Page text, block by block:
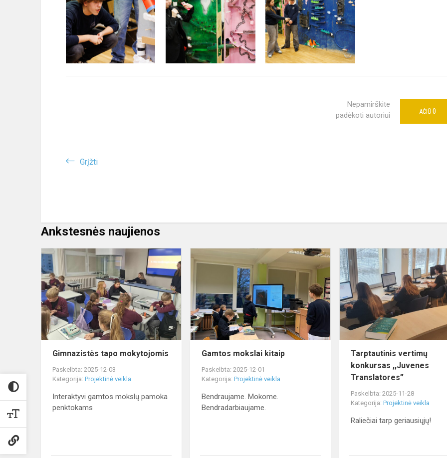
Nepamirškite
padėkoti autoriui
AČIŪ 0
Grįžti
Ankstesnės naujienos
Gimnazistės
tapo
mokytojomis
Gimnazistės tapo mokytojomis
Paskelbta: 2025-12-03
Kategorija: Projektinė veikla
Interaktyvi gamtos mokslų pamoka
penktokams
Gamtos
mokslai
kitaip
Gamtos mokslai kitaip
Paskelbta: 2025-12-01
Kategorija:Projektinė veikla
Bendraujame. Mokome.
Bendradarbiaujame.
Tarptautinis vertimų
konkursas ,,Juvenes
Translatores”
Paskelbta: 2025-11-28
Kategorija:Projektinė veikla
Raliečiai tarp geriausiųjų!